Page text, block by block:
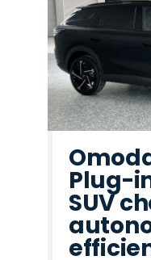
Plug-
SUV